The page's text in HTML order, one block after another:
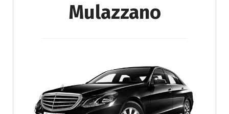
Mulazzano